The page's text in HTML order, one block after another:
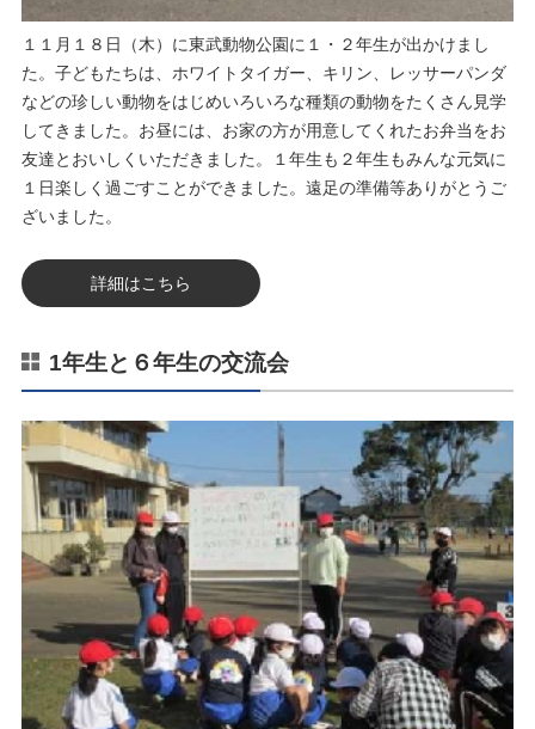
１１月１８日（木）に東武動物公園に１・２年生が出かけまし
た。子どもたちは、ホワイトタイガー、キリン、レッサーパンダ
などの珍しい動物をはじめいろいろな種類の動物をたくさん見学
してきました。お昼には、お家の方が用意してくれたお弁当をお
友達とおいしくいただきました。１年生も２年生もみんな元気に
１日楽しく過ごすことができました。遠足の準備等ありがとうご
ざいました。
詳細はこちら
1年生と６年生の交流会